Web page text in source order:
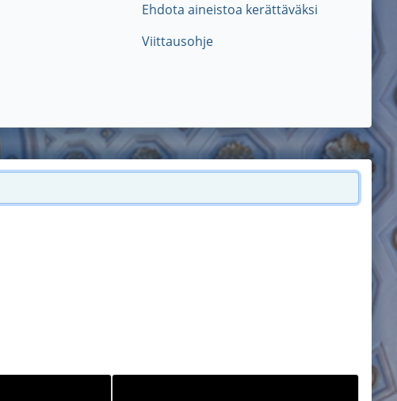
Ehdota aineistoa kerättäväksi
Viittausohje